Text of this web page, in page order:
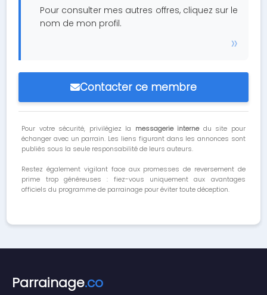
Pour consulter mes autres offres, cliquez sur le
nom de mon profil.
Contacter ce membre
Pour votre sécurité, privilégiez la messagerie internedu site pour
échanger avec un parrain. Les liens figurant dans les annonces sont
publiés sous la seule responsabilité de leurs auteurs.
Restez également vigilant face aux promesses de reversement de
prime trop généreuses : fiez-vous uniquement aux avantages
officiels du programme de parrainage pour éviter toute déception.
Parrainage.co